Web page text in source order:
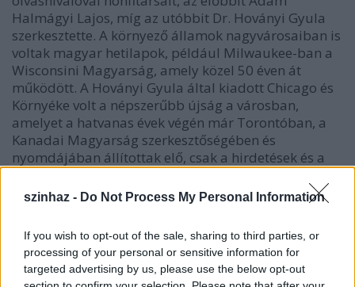
szinhaz - Do Not Process My Personal Information
If you wish to opt-out of the sale, sharing to third parties, or
processing of your personal or sensitive information for
targeted advertising by us, please use the below opt-out
Halmágyi Lajos, míg az utóbbit Dr. Hoványi Gyula
szerkesztette. A környező államok nagyvárosaiban is
voltak magyar hetilapok, például Milwaukee-ban a
Wisconsini Magyarság, amely közel 50 éven át
működött. A Hoványi Gyula által kiadott Chicago és
Környéke volt a népszerűbb újság a városban,
amelyet a hatvanas évek végén már Torontóban, a
Kanadai Magyarság szerkesztőségében és
nyomdájában állítottak elő, csak a hirdetések és a
alapított lapot Hoványi Gyula halála után, Ifj. Fekete
István vette át 1975-ben, amelyet előbb feleségével
Fekete Mártával, majd később Koós Lászlóval együtt
tíz évig működtetett. Tőlük, 1985-ben a fiatal
generációhoz tartozó Noé Zoltán vette át a
stafétabotot, aki a lap szerkesztéséhez Gera